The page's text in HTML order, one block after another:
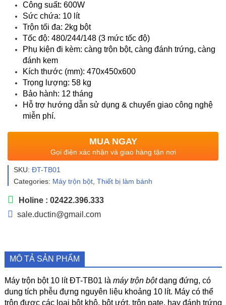
Công suất: 600W
Sức chứa: 10 lít
Trộn tối đa: 2kg bột
Tốc độ: 480/244/148 (3 mức tốc độ)
Phụ kiện đi kèm: càng trộn bột, càng đánh trứng, càng
đánh kem
Kích thước (mm): 470x450x600
Trọng lượng: 58 kg
Bảo hành: 12 tháng
Hỗ trợ hướng dẫn sử dụng & chuyển giao công nghệ
miễn phí.
MUA NGAY
Gọi điện xác nhận và giao hàng tận nơi
SKU: ĐT-TB01
Categories: Máy trộn bột Thiết bị làm bánh
Holine : 02422.396.333
sale.ductin@gmail.com
MÔ TẢ SẢN PHẨM
Máy trộn bột 10 lít ĐT-TB01 là máy trộn bộtdạng đứng, có
dung tích phễu đựng nguyên liệu khoảng 10 lít. Máy có thể
trộn được các loại bột khô, bột ướt, trộn pate, hay đánh trứng